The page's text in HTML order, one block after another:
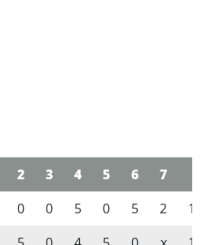
2 3 4 5 6 7
0 0 5 0 5 2
13